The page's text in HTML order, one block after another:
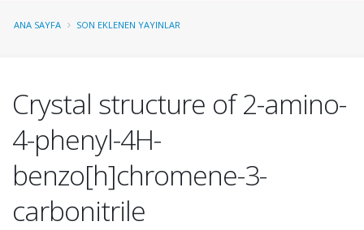
ANA SAYFA SON EKLENEN YAYINLAR
Crystal structure of 2-amino-
4-phenyl-4H-
benzo[h]chromene-3-
carbonitrile